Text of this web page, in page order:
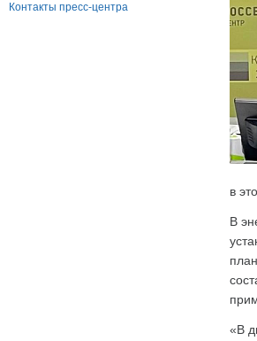
Контакты пресс-центра
в
В
«В